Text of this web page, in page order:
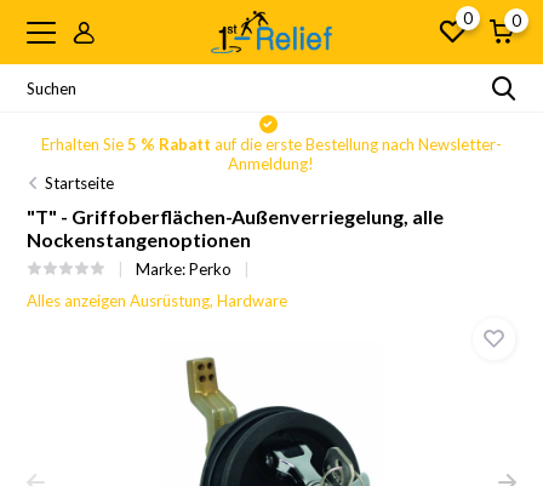
0 0
Erhalten Sie5 % Rabatt auf die erste Bestellung nach Newsletter-
Anmeldung!
Startseite
"T" - Griffoberflächen-Außenverriegelung, alle
Nockenstangenoptionen
Marke:Perko
Alles anzeigen Ausrüstung, Hardware